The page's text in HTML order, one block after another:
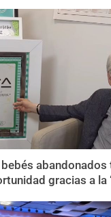
abandonados
gracias a la